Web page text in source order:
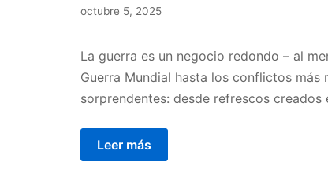
octubre 5, 2025octubre
La guerra es un negocio redondo – al
Guerra Mundial hasta los conflictos
sorprendentes: desde refrescos creados
Leer más